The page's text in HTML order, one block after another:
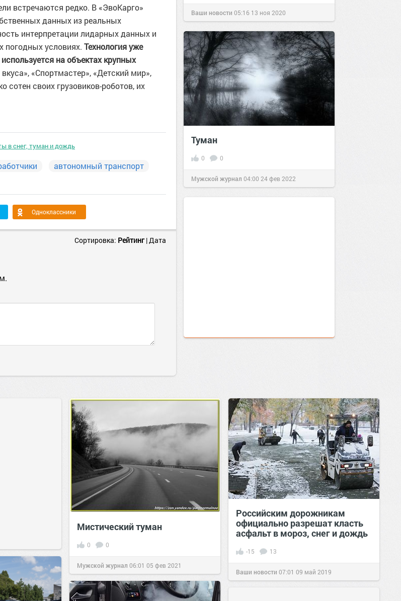
встречаются редко. В «ЭвоКарго»
данных из реальных
интерпретации лидарных данных и
погодных условиях. Технология уже
на объектах крупных
«Спортмастер», «Детский мир»,
сотен своих грузовиков-роботов, их
в снег, туман и дождь
автономный транспорт
Одноклассники
Сортировка: Рейтинг|Дата
Ваши новости 05:16 13 ноя 2020
Туман
0 0
Мужской журнал 04:00 24 фев 2022
Мистический туман
0 0
Мужской журнал 06:01 05 фев 2021
Российским дорожникам
официально разрешат класть
асфальт в мороз, снег и дождь
-15 13
Ваши новости 07:01 09 май 2019